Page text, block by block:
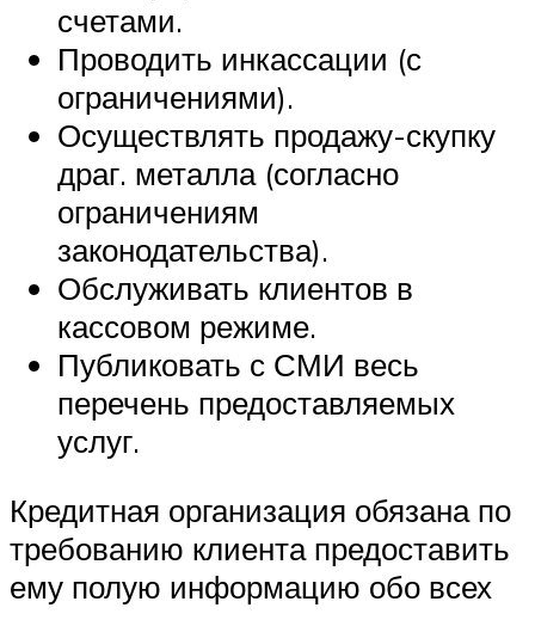
счетами.
Проводить инкассации (с
ограничениями).
Осуществлять продажу-скупку
драг. металла (согласно
ограничениям
законодательства).
Обслуживать клиентов в
кассовом режиме.
Публиковать с СМИ весь
перечень предоставляемых
услуг.
Кредитная организация обязана по
требованию клиента предоставить
ему полую информацию обо всех